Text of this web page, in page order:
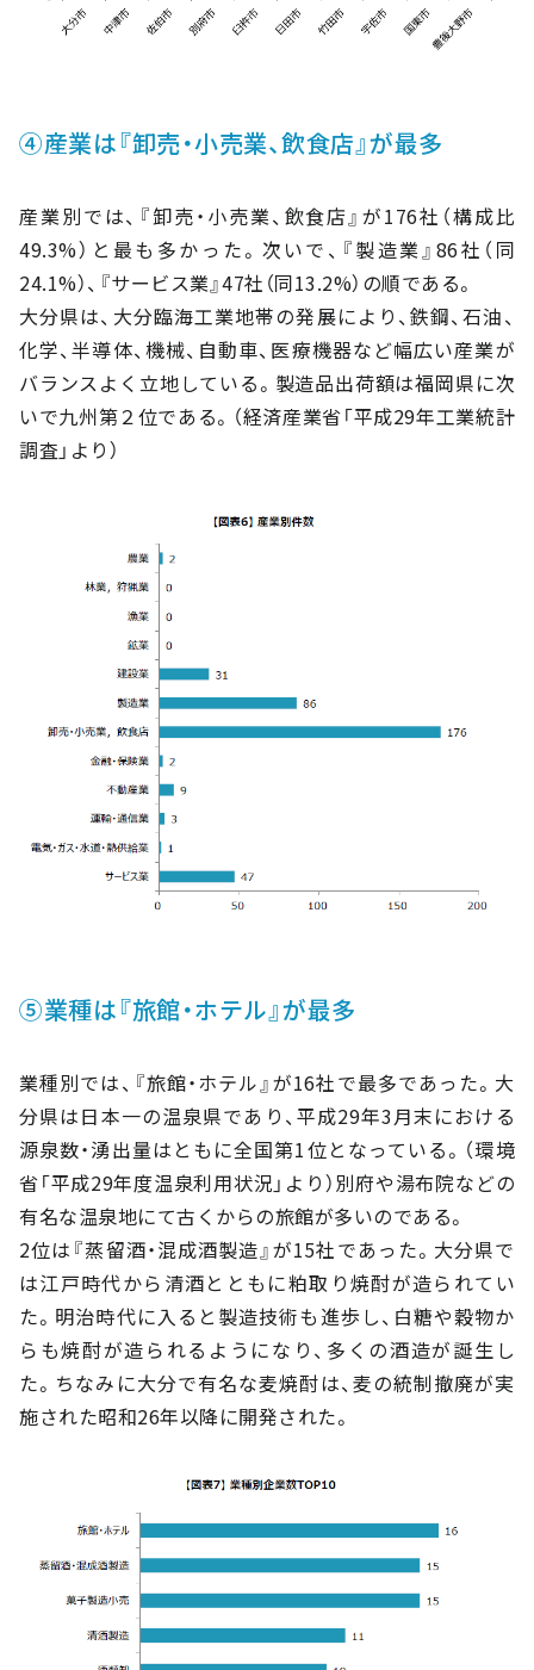
④産業は『卸売・小売業、飲食店』が最多
産業別では、『卸売・小売業、飲食店』が176社（構成比
49.3%）と最も多かった。次いで、『製造業』86社（同
24.1%）、『サービス業』47社（同13.2%）の順である。
大分県は、大分臨海工業地帯の発展により、鉄鋼、石油、
化学、半導体、機械、自動車、医療機器など幅広い産業が
バランスよく立地している。製造品出荷額は福岡県に次
いで九州第２位である。（経済産業省「平成29年工業統計
調査」より）
⑤業種は『旅館・ホテル』が最多
業種別では、『旅館・ホテル』が16社で最多であった。大
分県は日本一の温泉県であり、平成29年3月末における
源泉数・湧出量はともに全国第1位となっている。（環境
省「平成29年度温泉利用状況」より）別府や湯布院などの
有名な温泉地にて古くからの旅館が多いのである。
2位は『蒸留酒・混成酒製造』が15社であった。大分県で
は江戸時代から清酒とともに粕取り焼酎が造られてい
た。明治時代に入ると製造技術も進歩し、白糖や穀物か
らも焼酎が造られるようになり、多くの酒造が誕生し
た。ちなみに大分で有名な麦焼酎は、麦の統制撤廃が実
施された昭和26年以降に開発された。